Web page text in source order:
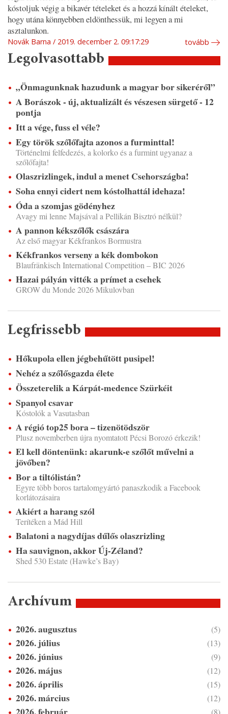
kóstoljuk végig a bikavér tételeket és a hozzá kínált ételeket,
hogy utána könnyebben eldönthessük, mi legyen a mi
asztalunkon.
Novák Barna 2019. december 2. 09:17:29 tovább
Legolvasottabb
„Önmagunknak hazudunk a magyar bor sikeréről”
A Borászok - új, aktualizált és vészesen sürgető - 12
pontja
Itt a vége, fuss el véle?
Egy török szőlőfajta azonos a furminttal!
Történelmi felfedezés, a kolorko és a furmint ugyanaz a
szőlőfajta!
Olaszrizlingek, indul a menet Csehországba!
Soha ennyi cidert nem kóstolhattál idehaza!
Óda a szomjas gödényhez
Avagy mi lenne Majsával a Pellikán Bisztró nélkül?
A pannon kékszőlők császára
Az első magyar Kékfrankos Bormustra
Kékfrankos verseny a kék dombokon
Blaufränkisch International Competition – BIC 2026
Hazai pályán vitték a prímet a csehek
GROW du Monde 2026 Mikulovban
Legfrissebb
Hőkupola ellen jégbehűtött pusipel!
Nehéz a szőlősgazda élete
Összeterelik a Kárpát-medence Szürkéit
Spanyol csavar
Kóstolók a Vasutasban
A régió top25 bora – tizenötödször
Plusz novemberben újra nyomtatott Pécsi Borozó érkezik!
El kell döntenünk: akarunk-e szőlőt művelni a
jövőben?
Bor a tiltólistán?
Egyre több boros tartalomgyártó panaszkodik a Facebook
korlátozásaira
Akiért a harang szól
Terítéken a Mád Hill
Balatoni a nagydíjas dűlős olaszrizling
Ha sauvignon, akkor Új-Zéland?
Shed 530 Estate (Hawke’s Bay)
Archívum
2026. augusztus (5)
2026. július (13)
2026. június (9)
2026. május (12)
2026. április (15)
2026. március (12)
(8)